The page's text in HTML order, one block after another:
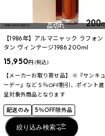
絞り込み検索
品切れ
【1986年】アルマニャック ラフォン
タン ヴィンテージ1986 200ml
15,950円 (税込)
【メーカーお取り寄せ品】 ※『サンキュ
ーデー』など５％OFF割引、ポイント進
呈対象外商品となります
配送のみ 5％OFF除外品